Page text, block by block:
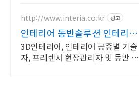
http://www.interia.co.kr 광고
인테리어 동반솔루션 인테리아
인테리어최적가진행 입찰시스템
3D인테리어, 인테리어 공종별 기술
자, 프리렌서 현장관리자 및 동반 협